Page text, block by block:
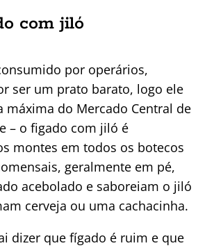
com jiló
por operários,
ser um prato barato, logo ele
máxima do Mercado Central de
– o figado com jiló é
montes em todos os botecos
geralmente em pé,
acebolado e saboreiam o jiló
cerveja ou uma cachacinha.
dizer que fígado é ruim e que